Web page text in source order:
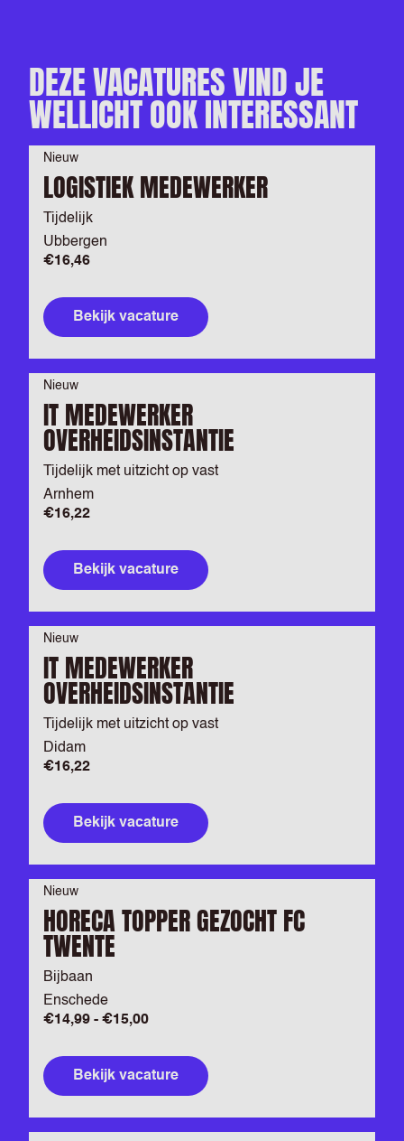
DEZE VACATURES VIND JE
WELLICHT OOK INTERESSANT
Nieuw
LOGISTIEK MEDEWERKER
Tijdelijk
Ubbergen
€16,46
Bekijk vacature
Nieuw
IT MEDEWERKER
OVERHEIDSINSTANTIE
Tijdelijk met uitzicht op vast
Arnhem
€16,22
Bekijk vacature
Nieuw
IT MEDEWERKER
OVERHEIDSINSTANTIE
Tijdelijk met uitzicht op vast
Didam
€16,22
Bekijk vacature
Nieuw
HORECA TOPPER GEZOCHT FC
TWENTE
Bijbaan
Enschede
€14,99 - €15,00
Bekijk vacature